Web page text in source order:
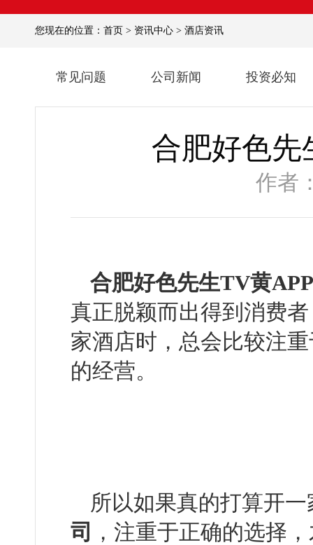
您现在的位置： 首页 > 资讯中心 > 酒店资讯
常见问题 公司新闻 投资必知
合肥好色先
作者
合肥好色先生TV黄
真正脱颖而出得到消费者
家酒店时，总会比较
的经营。
所以如果真的打算开一
司 ，注重于正确的选择